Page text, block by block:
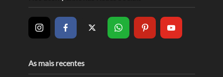
As mais recentes